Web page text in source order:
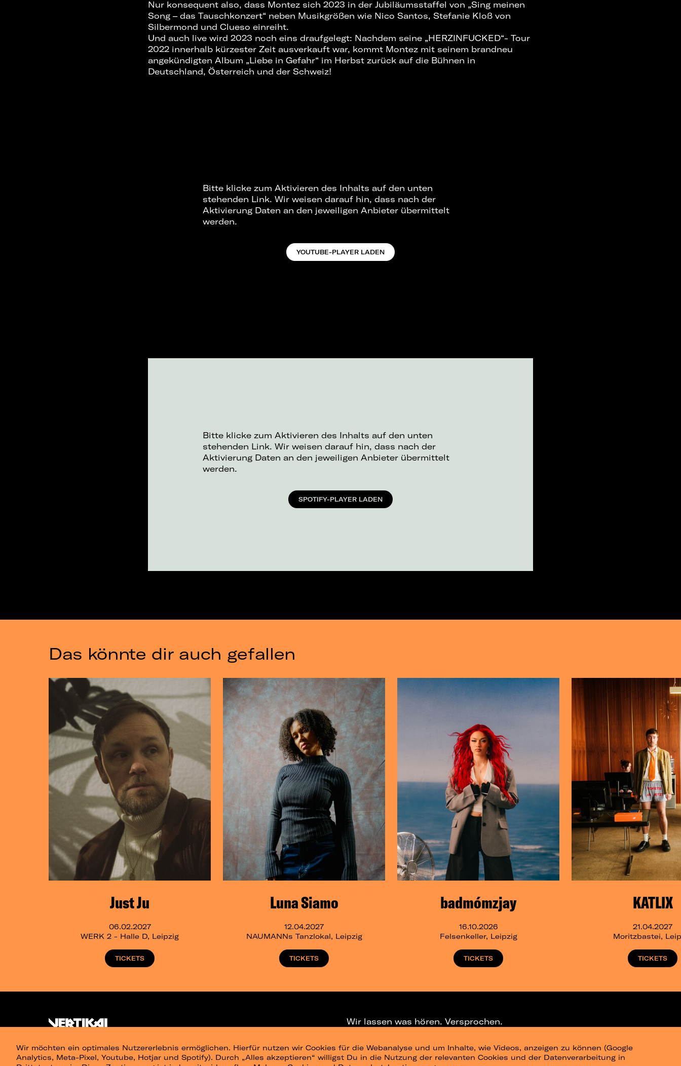
Nur konsequent also, dass Montez sich 2023 in der Jubiläumsstaffel von „Sing meinen
Song – das Tauschkonzert“ neben Musikgrößen wie Nico Santos, Stefanie Kloß von
Silbermond und Clueso einreiht.
Und auch live wird 2023 noch eins draufgelegt: Nachdem seine „HERZINFUCKED“- Tour
2022 innerhalb kürzester Zeit ausverkauft war, kommt Montez mit seinem brandneu
angekündigten Album „Liebe in Gefahr“ im Herbst zurück auf die Bühnen in
Deutschland, Österreich und der Schweiz!
Bitte klicke zum Aktivieren des Inhalts auf den unten
stehenden Link. Wir weisen darauf hin, dass nach der
Aktivierung Daten an den jeweiligen Anbieter übermittelt
werden.
YOUTUBE-PLAYER LADEN
Bitte klicke zum Aktivieren des Inhalts auf den unten
stehenden Link. Wir weisen darauf hin, dass nach der
Aktivierung Daten an den jeweiligen Anbieter übermittelt
werden.
SPOTIFY-PLAYER LADEN
Das könnte dir auch gefallen
Just Ju
06.02.2027
WERK 2 - Halle D, Leipzig
TICKETS
Luna Siamo
12.04.2027
NAUMANNs Tanzlokal, Leipzig
TICKETS
badmómzjay
16.10.2026
Felsenkeller, Leipzig
TICKETS
KATLIX
21.04.2027
Moritzbastei,
TICKETS
Wir möchten ein optimales Nutzererlebnis ermöglichen. Hierfür nutzen wir Cookies für die Webanalyse und um Inhalte, wie Videos, anzeigen zu können (Google
Analytics, Meta-Pixel, Youtube, Hotjar und Spotify). Durch „Alles akzeptieren“ willigst Du in die Nutzung der relevanten Cookies und der Datenverarbeitung in
Wir lassen was hören. Versprochen.
NEWSLETTER TELEGRAM-CHANNEL